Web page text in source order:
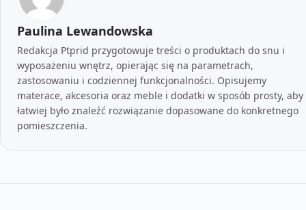
Paulina Lewandowska
Redakcja Ptprid przygotowuje treści o produktach do snu i
wyposażeniu wnętrz, opierając się na parametrach,
zastosowaniu i codziennej funkcjonalności. Opisujemy
materace, akcesoria oraz meble i dodatki w sposób prosty, aby
łatwiej było znaleźć rozwiązanie dopasowane do konkretnego
pomieszczenia.